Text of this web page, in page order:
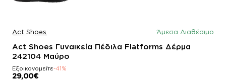
Act Shoes Άμεσα Διαθέσιμο
Act Shoes Γυναικεία Πέδιλα Flatforms Δέρμα
242104 Μαύρο
Εξοικονομείτε-41%
29,00€